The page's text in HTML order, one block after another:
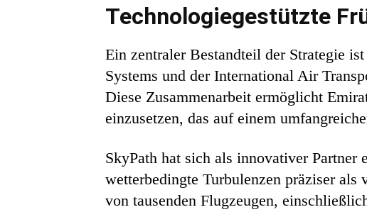
Technologiegestützte
Ein zentraler Bestandteil der Strategie
Systems und der International Air
Diese Zusammenarbeit ermöglicht
einzusetzen, das auf einem
SkyPath hat sich als innovativer
wetterbedingte Turbulenzen präziser
von tausenden Flugzeugen,